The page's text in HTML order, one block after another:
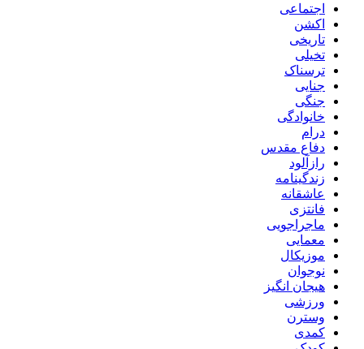
اجتماعی
اکشن
تاریخی
تخیلی
ترسناک
جنایی
جنگی
خانوادگی
درام
دفاع مقدس
رازآلود
زندگینامه
عاشقانه
فانتزی
ماجراجویی
معمایی
موزیکال
نوجوان
هیجان انگیز
ورزشی
وسترن
کمدی